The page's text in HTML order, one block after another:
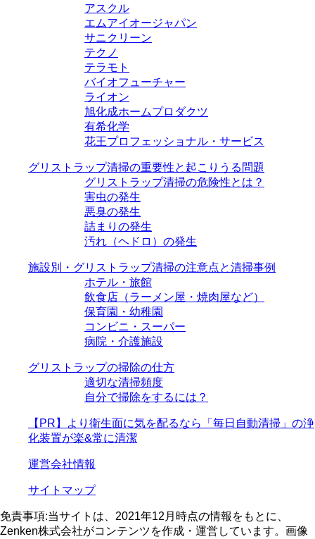
アスクル
エムアイオージャパン
サニクリーン
テクノ
テラモト
バイオフューチャー
ライオン
旭化成ホームプロダクツ
有希化学
花王プロフェッショナル・サービス
グリストラップ清掃の重要性と起こりうる問題
グリストラップ清掃の危険性とは？
害虫の発生
悪臭の発生
詰まりの発生
汚れ（ヘドロ）の発生
施設別・グリストラップ清掃の注意点と清掃事例
ホテル・旅館
飲食店（ラーメン屋・焼肉屋など）
保育園・幼稚園
コンビニ・スーパー
病院・介護施設
グリストラップの掃除の仕方
適切な清掃頻度
自分で掃除をするには？
【PR】より衛生面に気を配るなら「毎日自動清掃」の浄
化装置が楽&常に清潔
運営会社情報
サイトマップ
免責事項:当サイトは、2021年12月時点の情報をもとに、
Zenken株式会社がコンテンツを作成・運営しています。画像